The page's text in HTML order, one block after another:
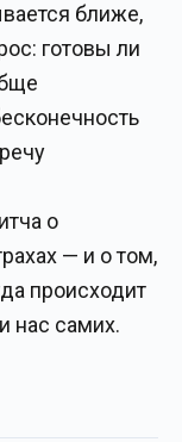
ближе,
готовы ли
о
— и о том,
происходит
нас самих.